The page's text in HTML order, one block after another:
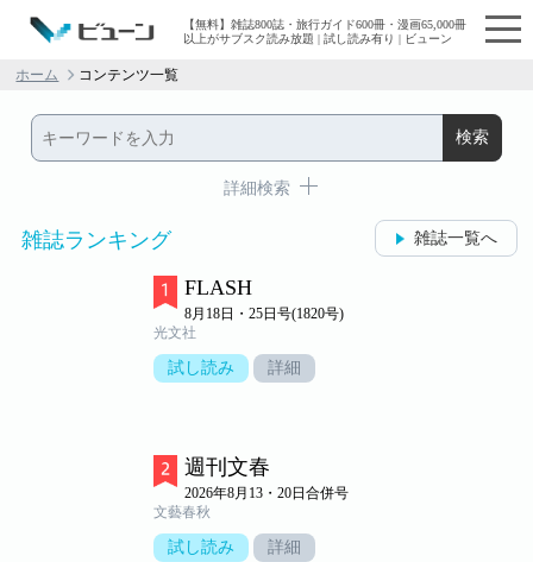
【無料】雑誌800誌・旅行ガイド600冊・漫画65,000冊
以上がサブスク読み放題 | 試し読み有り | ビューン
ホーム コンテンツ一覧
詳細検索
雑誌ランキング 雑誌一覧へ
FLASH
8月18日・25日号(1820号)
光文社
試し読み 詳細
週刊文春
2026年8月13・20日合併号
文藝春秋
試し読み 詳細